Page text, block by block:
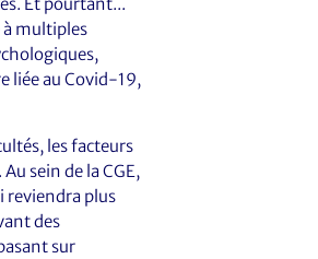
Et pourtant...
multiples
liée au Covid-19,
les facteurs
sein de la CGE,
reviendra plus
des
sur